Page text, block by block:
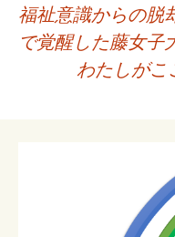
福祉意識からの脱
で覚醒した藤女子
わたしがこ